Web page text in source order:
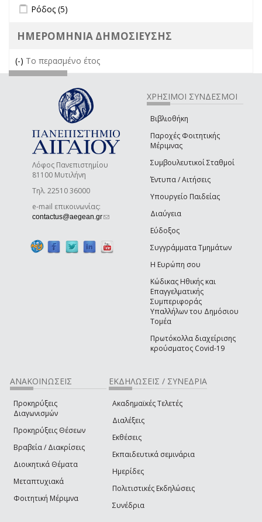
Apply Ρόδος filter
Ρόδος (5)
ΗΜΕΡΟΜΗΝΙΑ ΔΗΜΟΣΙΕΥΣΗΣ
(-) Remove Το περασμένο έτος filter
Το περασμένο έτος
Λόφος Πανεπιστημίου
81100 Μυτιλήνη
Τηλ. 22510 36000
e-mail επικοινωνίας:
contactus@aegean.gr(link sends e-mail)
ΧΡΗΣΙΜΟΙ ΣΥΝΔΕΣΜΟΙ
Βιβλιοθήκη
Παροχές Φοιτητικής
Μέριμνας
Συμβουλευτικοί Σταθμοί
Έντυπα / Αιτήσεις
Υπουργείο Παιδείας
Διαύγεια
Εύδοξος
Συγγράμματα Τμημάτων
Η Ευρώπη σου
Κώδικας Ηθικής και
Επαγγελματικής
Συμπεριφοράς
Υπαλλήλων του Δημόσιου
Τομέα
Πρωτόκολλα διαχείρισης
κρούσματος Covid-19
ΑΝΑΚΟΙΝΩΣΕΙΣ
Προκηρύξεις
Διαγωνισμών
Προκηρύξεις Θέσεων
Βραβεία / Διακρίσεις
Διοικητικά Θέματα
Μεταπτυχιακά
Φοιτητική Μέριμνα
ΕΚΔΗΛΩΣΕΙΣ / ΣΥΝΕΔΡΙΑ
Ακαδημαϊκές Τελετές
Διαλέξεις
Εκθέσεις
Εκπαιδευτικά σεμινάρια
Ημερίδες
Πολιτιστικές Εκδηλώσεις
Συνέδρια